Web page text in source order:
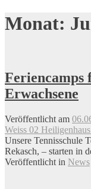
Monat:
Feriencamps
Erwachsene
Veröffentlicht am
Weiss 02
Unsere Tennisschule
Rekasch, – starten in
Veröffentlicht in News